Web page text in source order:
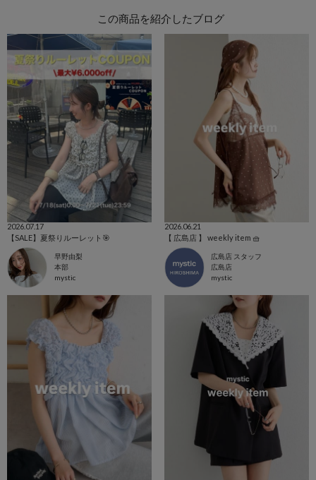
この商品を紹介したブログ
2026.07.17
【SALE】夏祭りルーレット🎯
早野由梨
本部
mystic
2026.06.21
【 広島店 】 weekly item 🧺
広島店 スタッフ
広島店
mystic